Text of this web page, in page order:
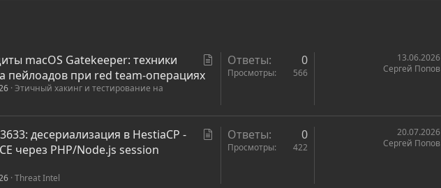
ь
macOS Gatekeeper: техники
пейлоадов при red team-операциях
Этичный хакинг и тестирование на
Ответы 0
Просмотры 566
13.06.2026
Сергей Попов
десериализация в HestiaCP -
через PHP/Node.js session
Threat Intel
Ответы 0
Просмотры 422
20.07.2026
Сергей Попов